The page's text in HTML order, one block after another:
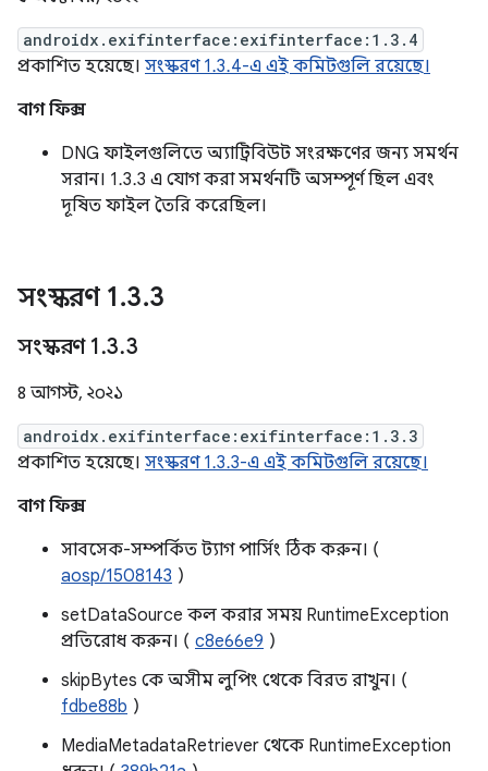
androidx.exifinterface:exifinterface:1.3.4
প্রকাশিত হয়েছে। সংস্করণ 1.3.4-এ এই কমিটগুলি রয়েছে।
বাগ ফিক্স
DNG ফাইলগুলিতে অ্যাট্রিবিউট সংরক্ষণের জন্য সমর্থন
সরান। 1.3.3 এ যোগ করা সমর্থনটি অসম্পূর্ণ ছিল এবং
দূষিত ফাইল তৈরি করেছিল।
সংস্করণ 1.3.3
সংস্করণ 1.3.3
৪ আগস্ট, ২০২১
androidx.exifinterface:exifinterface:1.3.3
প্রকাশিত হয়েছে। সংস্করণ 1.3.3-এ এই কমিটগুলি রয়েছে।
বাগ ফিক্স
সাবসেক-সম্পর্কিত ট্যাগ পার্সিং ঠিক করুন। (
aosp/1508143 )
setDataSource কল করার সময় RuntimeException
প্রতিরোধ করুন। ( c8e66e9 )
skipBytes কে অসীম লুপিং থেকে বিরত রাখুন। (
fdbe88b )
MediaMetadataRetriever থেকে RuntimeException